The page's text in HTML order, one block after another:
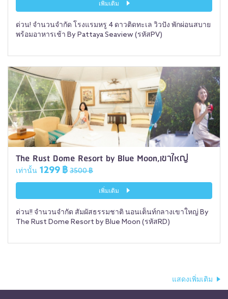
เพิ่มเติม
ด่วน! จำนวนจำกัด โรงแรมหรู 4 ดาวติดทะเล วิวปัง พักผ่อนสบาย
พร้อมอาหารเช้า By Pattaya Seaview (รหัสPV)
The Rust Dome Resort by Blue Moon,เขาใหญ่
เท่านั้น 1299 ฿ 3500 ฿
เพิ่มเติม
ด่วน!! จำนวนจำกัด สัมผัสธรรมชาติ นอนเต็นท์กลางเขาใหญ่ By
The Rust Dome Resort by Blue Moon (รหัสRD)
แสดงเพิ่มเติม